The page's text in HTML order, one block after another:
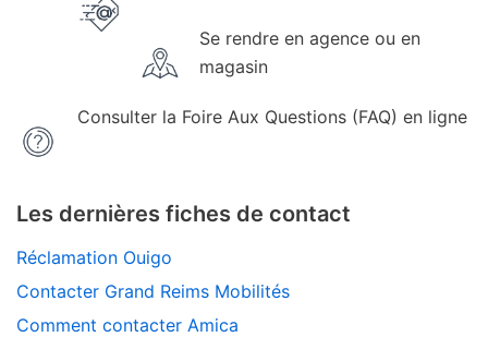
Se rendre en agence ou en
magasin
Consulter la Foire Aux Questions (FAQ) en ligne
Les dernières fiches de contact
Réclamation Ouigo
Contacter Grand Reims Mobilités
Comment contacter Amica